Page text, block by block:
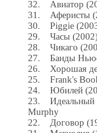
32. Авиатор
31. Аферисты
30. Piggie
29. Часы (2002)
28. Чикаго
27. Банды Нью-
26. Хорошая
25. Frank's
24. Юбилей
23. Идеальный
Murphy
22. Договор